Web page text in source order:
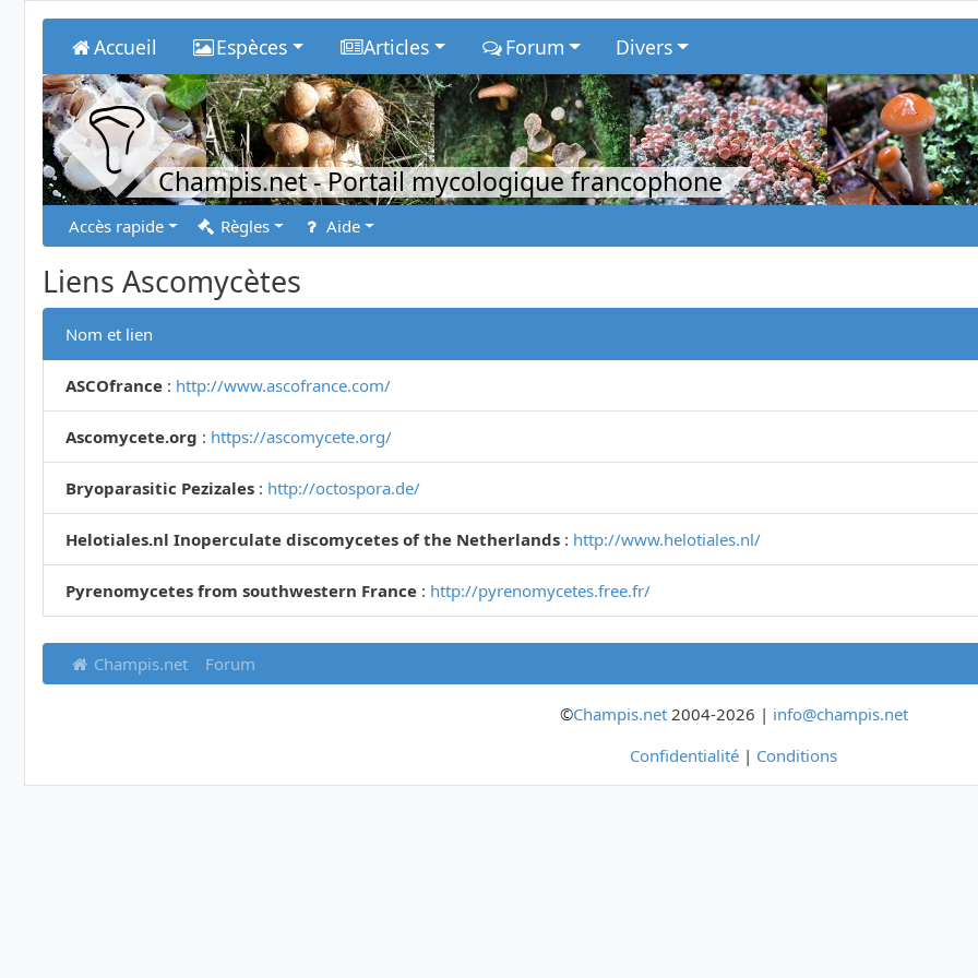
Accueil Espèces Articles Forum Divers
Champis.net- Portail mycologique francophone
Accès rapide Règles Aide
Liens Ascomycètes
Nom et lien
ASCOfrance : http://www.ascofrance.com/
Ascomycete.org : https://ascomycete.org/
Bryoparasitic Pezizales : http://octospora.de/
Helotiales.nl Inoperculate discomycetes of the Netherlands : http://www.helotiales.nl/
Pyrenomycetes from southwestern France : http://pyrenomycetes.free.fr/
Champis.net Forum
©Champis.net2004-2026 | info@champis.net
Confidentialité | Conditions